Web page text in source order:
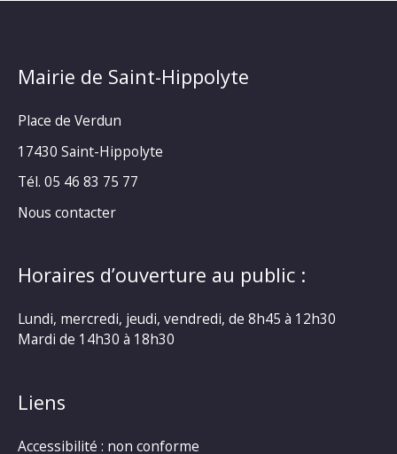
Mairie de Saint-Hippolyte
Place de Verdun
17430 Saint-Hippolyte
Tél. 05 46 83 75 77
Nous contacter
Horaires d’ouverture au public :
Lundi, mercredi, jeudi, vendredi, de 8h45 à 12h30
Mardi de 14h30 à 18h30
Liens
Accessibilité : non conforme